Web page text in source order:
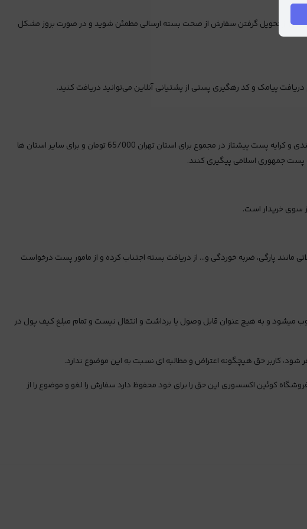
پیش از تحویل گرفتن سفارش از صحت بسته ارسالی مطمئن شوید و در صورت بروز مشکل
پیامک و کد رهگیری پستی از پشتیانی آنلاین می‌توانید دریافت کنید.
همه بسته‌های ارسالی با پست پیشتاز ارسال می‌شود و هزینه پرداختی مشتری شامل هزینه بسته‌بندی و کرایه پستی است. هزینه بسته‌بندی و کرایه پست پیشتاز در مجموع برای استان تهران 65/000 تومان و برای سایر استان ها
سوی خریدار است.
پارگی، ضربه خوردگی و... از دریافت بسته اجتناب کرده و از مامور پست درخواست
و به هیچ عنوان قابل وصول یا برداشت و انتقال نیست و تمام مبلغ کیف پول در
کاربر حق هیچگونه اعتراض و مطالبه ای نسبت به این موضوع ندارد.
کوئین اکسسوری این حق را برای خود محفوظ دارد سفارش را لغو و موضوع را از